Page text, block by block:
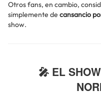
Otros fans, en cambio,
simplemente de cansancio
show.
🎤 EL